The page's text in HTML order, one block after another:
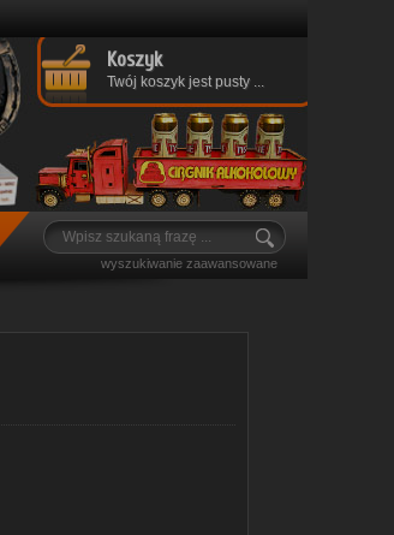
Koszyk
Twój koszyk jest pusty ...
wyszukiwanie zaawansowane